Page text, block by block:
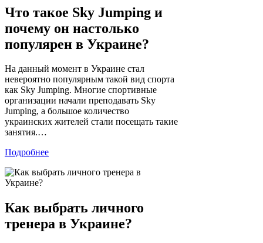
Что такое Sky Jumping и
почему он настолько
популярен в Украине?
На данный момент в Украине стал
невероятно популярным такой вид спорта
как Sky Jumping. Многие спортивные
организации начали преподавать Sky
Jumping, а большое количество
украинских жителей стали посещать такие
занятия.…
Подробнее
Как выбрать личного
тренера в Украине?